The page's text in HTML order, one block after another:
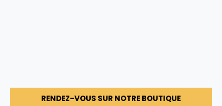
RENDEZ-VOUS SUR NOTRE BOUTIQUE